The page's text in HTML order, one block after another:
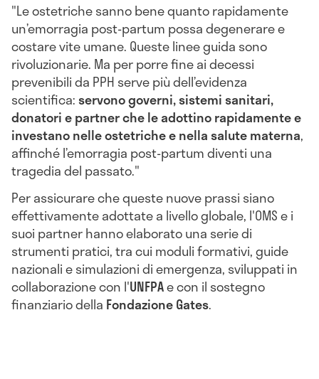
"Le ostetriche sanno bene quanto rapidamente
un’emorragia post-partum possa degenerare e
costare vite umane. Queste linee guida sono
rivoluzionarie. Ma per porre fine ai decessi
prevenibili da PPH serve più dell’evidenza
scientifica:servono governi, sistemi sanitari,
donatori e partner che le adottino rapidamente e
investano nelle ostetriche e nella salute materna,
affinché l’emorragia post-partum diventi una
tragedia del passato."
Per assicurare che queste nuove prassi siano
effettivamente adottate a livello globale, l'OMS e i
suoi partner hanno elaborato una serie di
strumenti pratici, tra cui moduli formativi, guide
nazionali e simulazioni di emergenza, sviluppati in
collaborazione con l'UNFPAe con il sostegno
finanziario della Fondazione Gates.